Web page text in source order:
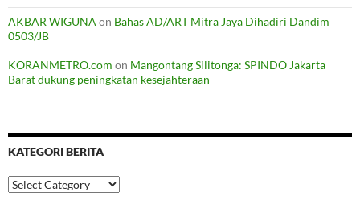
AKBAR WIGUNA on Bahas AD/ART Mitra Jaya Dihadiri Dandim
0503/JB
KORANMETRO.com on Mangontang Silitonga: SPINDO Jakarta
Barat dukung peningkatan kesejahteraan
KATEGORI BERITA
Kategori
Berita